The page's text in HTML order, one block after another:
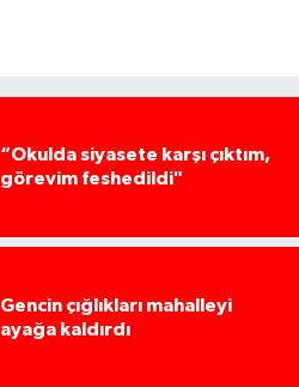
“Okulda siyasete karşı çıktım,
görevim feshedildi"
Gencin çığlıkları mahalleyi
ayağa kaldırdı